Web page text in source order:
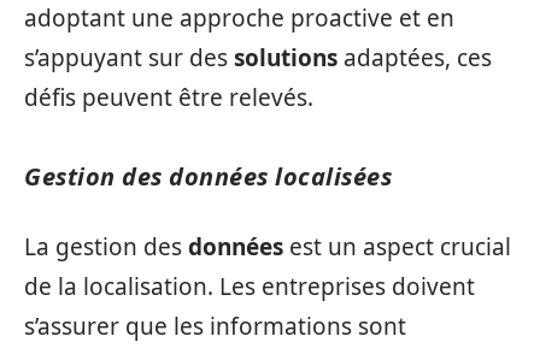
adoptant une approche proactive et en
s’appuyant sur dessolutions adaptées, ces
défis peuvent être relevés.
Gestion des données localisées
La gestion desdonnées est un aspect crucial
de la localisation. Les entreprises doivent
s’assurer que les informations sont